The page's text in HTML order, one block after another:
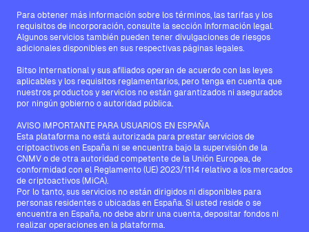
Para obtener más información sobre los términos, las tarifas y los
requisitos de incorporación, consulte la sección Información legal.
Algunos servicios también pueden tener divulgaciones de riesgos
adicionales disponibles en sus respectivas páginas legales.
Bitso International y sus afiliados operan de acuerdo con las leyes
aplicables y los requisitos reglamentarios, pero tenga en cuenta que
nuestros productos y servicios no están garantizados ni asegurados
por ningún gobierno o autoridad pública.
AVISO IMPORTANTE PARA USUARIOS EN ESPAÑA
Esta plataforma no está autorizada para prestar servicios de
criptoactivos en España ni se encuentra bajo la supervisión de la
CNMV o de otra autoridad competente de la Unión Europea, de
conformidad con el Reglamento (UE) 2023/1114 relativo a los mercados
de criptoactivos (MiCA).
Por lo tanto, sus servicios no están dirigidos ni disponibles para
personas residentes o ubicadas en España. Si usted reside o se
encuentra en España, no debe abrir una cuenta, depositar fondos ni
realizar operaciones en la plataforma.